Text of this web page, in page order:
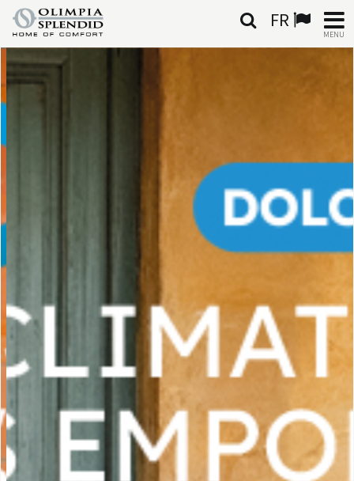
FR
MENU
FRANÇAIS
CONTACTS
MONDE OS
SAV ET GARANTIE
DOCUMENTATIONS